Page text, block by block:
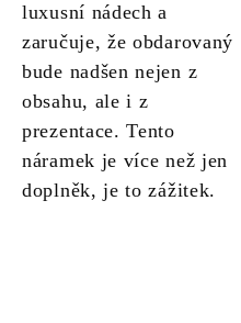
luxusní nádech a
zaručuje, že obdarovaný
bude nadšen nejen z
obsahu, ale i z
prezentace. Tento
náramek je více než jen
doplněk, je to zážitek.